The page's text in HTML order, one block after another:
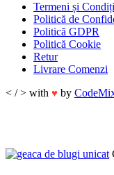
Termeni și
Politică de
Politică GDPR
Politică Cookie
Retur
Livrare Comenzi
< / > with ♥ by